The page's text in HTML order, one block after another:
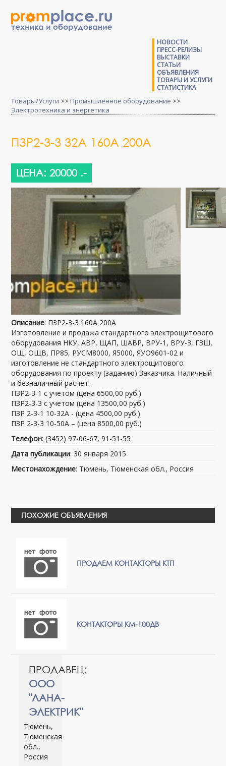
НОВОСТИ
ПРЕСС-РЕЛИЗЫ
ВЫСТАВКИ
СТАТЬИ
ОБЪЯВЛЕНИЯ
ТОВАРЫ И УСЛУГИ
СТАТИСТИКА
Товары/Услуги >> Промышленное оборудование >>
Электротехника и энергетика
ПЗР2-3-3 32А 160А 200А
ЦЕНА: 20000 .-
Описание: ПЗР2-3-3 160А 200А
Изготовление и продажа стандартного электрощитового
оборудования НКУ, АВР, ЩАП, ШАВР, ВРУ-1, ВРУ-3, ГЗШ,
ОЩ, ОЩВ, ПР85, РУСМ8000, Я5000, ЯУО9601-02 и
изготовление не стандартного электрощитового
оборудования по проекту (заданию) Заказчика. Наличный
и безналичный расчет.
ПЗР2-3-1 с учетом (цена 6500,00 руб.)
ПЗР2-3-3 с учетом (цена 13500,00 руб.)
ПЗР 2-3-1 10-32А - (цена 4500,00 руб.)
ПЗР 2-3-3 10-50А – (цена 8500,00 руб.)
Телефон: (3452) 97-06-67, 91-51-55
Дата публикации: 30 января 2015
Местонахождение: Тюмень, Тюменская обл., Россия
ПОХОЖИЕ ОБЪЯВЛЕНИЯ
ПРОДАЕМ КОНТАКТОРЫ КТП
КОНТАКТОРЫ КМ-100ДВ
ПРОДАВЕЦ:
ООО
"ЛАНА-
ЭЛЕКТРИК"
Тюмень,
Тюменская
обл.,
Россия